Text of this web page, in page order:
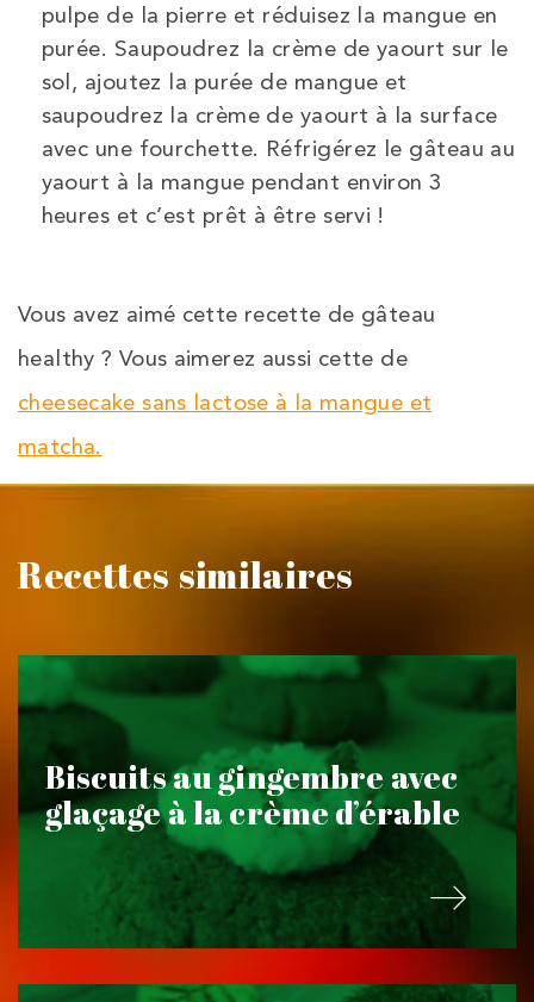
pulpe de la pierre et réduisez la mangue en
purée. Saupoudrez la crème de yaourt sur le
sol, ajoutez la purée de mangue et
saupoudrez la crème de yaourt à la surface
avec une fourchette. Réfrigérez le gâteau au
yaourt à la mangue pendant environ 3
heures et c’est prêt à être servi !
Vous avez aimé cette recette de gâteau
healthy ? Vous aimerez aussi cette de
cheesecake sans lactose à la mangue et
matcha.
Recettes similaires
Biscuits au gingembre avec
glaçage à la crème d’érable